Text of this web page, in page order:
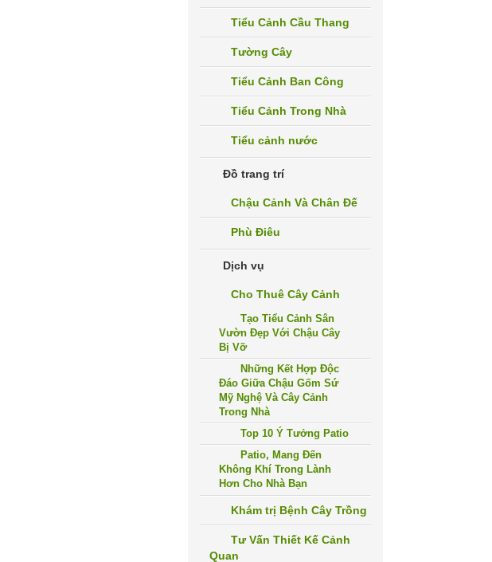
Tiểu Cảnh Cầu Thang
Tường Cây
Tiểu Cảnh Ban Công
Tiểu Cảnh Trong Nhà
Tiểu cảnh nước
Đồ trang trí
Chậu Cảnh Và Chân Đế
Phù Điêu
Dịch vụ
Cho Thuê Cây Cảnh
Tạo Tiểu Cảnh Sân
Vườn Đẹp Với Chậu Cây
Bị Vỡ
Những Kết Hợp Độc
Đáo Giữa Chậu Gốm Sứ
Mỹ Nghệ Và Cây Cảnh
Trong Nhà
Top 10 Ý Tưởng Patio
Patio, Mang Đến
Không Khí Trong Lành
Hơn Cho Nhà Bạn
Khám trị Bệnh Cây Trồng
Tư Vấn Thiết Kế Cảnh
Quan